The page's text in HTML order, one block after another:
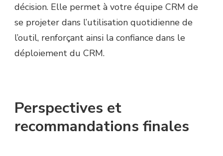
décision. Elle permet à votre équipe CRM de
se projeter dans l’utilisation quotidienne de
l’outil, renforçant ainsi la confiance dans le
déploiement du CRM.
Perspectives et
recommandations finales